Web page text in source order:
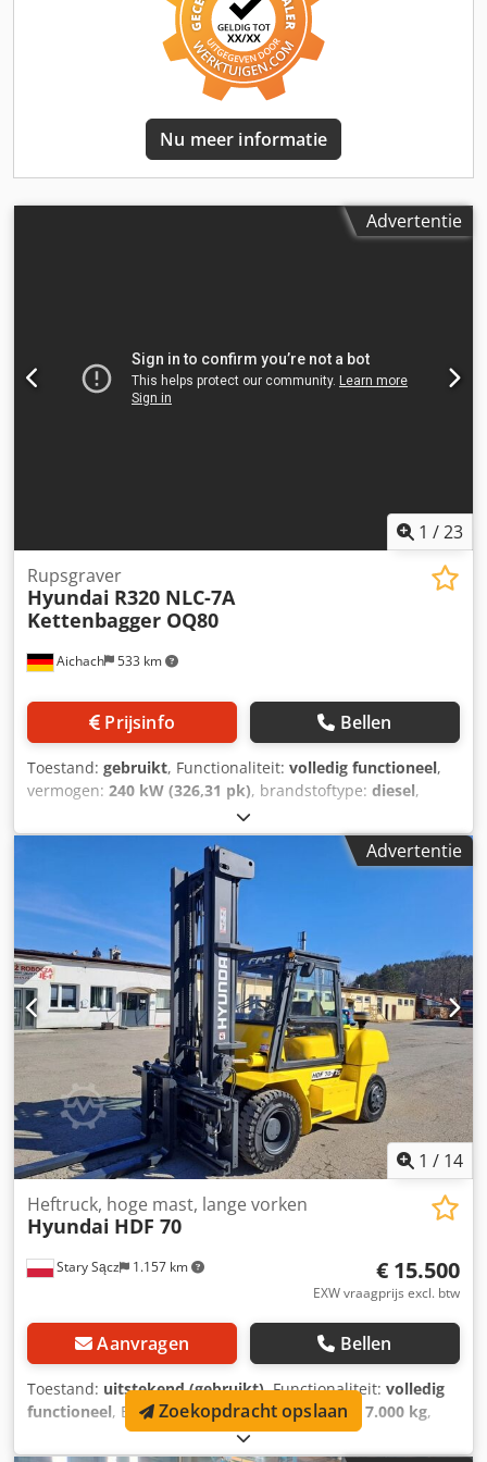
de inspecteur: 4 nieuwe banden. Beperkt zicht via de
camera’s. De bak is gereviseerd (gelast en gespoten). 📄
Wilt u het volledige inspectierapport, extra foto’s of een
video zien? Tip: Gebruik referentie “39531 Equippo” bij het
opzoeken van meer details online. 💡 Waarom deze
machine en onze dienstverlening opvallen: ✔ Grondige
inspectie door professionals ✔ Levering op locatie mogelijk
✔ Geld-terug-garantie Cjdpoywzk Ejfx Af Reha ✔ Veilige en
overwegen? Wij bieden handige tools en bronnen voor alle
materieeleigenaren en -operators – eenvoudig toegankelijk
Nu meer informatie
Advertentie
1 /23
Aichach 533 km
Rupsgraver
Hyundai R320 NLC-7A
Kettenbagger OQ80
Prijsinfo Bellen
Toestand: gebruikt, Functionaliteit: volledig functioneel,
vermogen: 240 kW (326,31 pk), brandstoftype: diesel,
, bedrijfsklaar gewicht:
2008, bedrijfsturen:11.000 h, Hyundai R320 NLC-7A
rupsgraafmachine Bouwjaar: 2008 11.000 uur 32.000 kg
240 kW Volautomatische airconditioning Oilquick OQ80
volledig hydraulische snelwissel Chodpfoy Em Ekox Af Roa
3 m transportbreedte
Advertentie
1 / 14
Stary Sącz 1.157 km
Heftruck, hoge mast, lange vorken
Hyundai HDF 70
€ 15.500
EXW vraagprijs excl. btw
Aanvragen Bellen
Toestand: uitstekend (gebruikt), Functionaliteit: volledig
functioneel, Bouwjaar:2005 , draagvermogen: 7.000 kg,
4.500 mm, Uitrusting:cabine, Vorkheftruck met
verbrandingsmotor Merk machine: HYUNDAI Benaming:
Zoekopdracht opslaan